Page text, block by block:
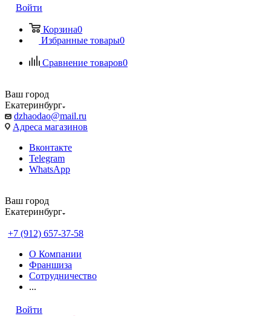
Войти
Корзина0
Избранные товары0
Сравнение товаров0
Ваш город
Екатеринбург
dzhaodao@mail.ru
Адреса магазинов
Вконтакте
Telegram
WhatsApp
Ваш город
Екатеринбург
+7 (912) 657-37-58
О Компании
Франшиза
Сотрудничество
...
Войти